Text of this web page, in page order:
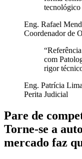
tecnológico
Eng. Rafael
Coordenador de
“
com
rigor
Eng. Patrícia Lima
Perita Judicial
Pare de
Torne-se a
mercado faz